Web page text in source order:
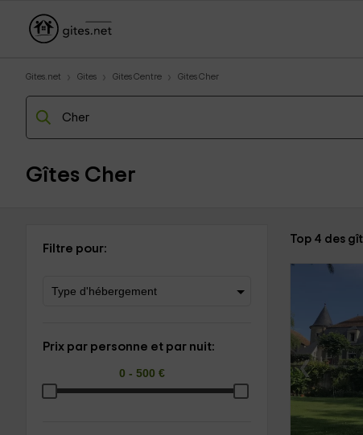
Gites.net Gites Gites Centre Gites Cher
Gîtes Cher
Filtre pour:
Prix par personne et par nuit:
Top 4 des
‹